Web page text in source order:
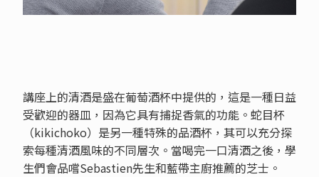
講座上的清酒是盛在葡萄酒杯中提供的，這是一種日益
受歡迎的器皿，因為它具有捕捉香氣的功能。蛇目杯
（kikichoko）是另一種特殊的品酒杯，其可以充分探
索每種清酒風味的不同層次。當喝完一口清酒之後，學
生們會品嚐Sebastien先生和藍帶主廚推薦的芝士。